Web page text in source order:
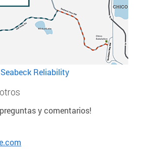
Reliability
y comentarios!